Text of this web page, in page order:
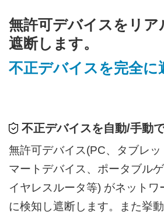
無許可デバイスをリ
遮断します。
不正デバイスを完全に
不正デバイスを自動/手動
無許可デバイス(PC、タブレ
マートデバイス、ポータブル
イヤレスルータ等) がネット
に検知し遮断します。また挙